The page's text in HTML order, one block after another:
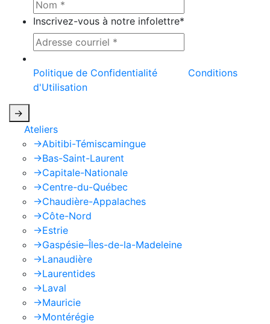
Inscrivez-vous à notre infolettre*
Politique de Confidentialité
Conditions
d'Utilisation
->
Ateliers
->Abitibi-Témiscamingue
->Bas-Saint-Laurent
->Capitale-Nationale
->Centre-du-Québec
->Chaudière-Appalaches
->Côte-Nord
->Estrie
->Gaspésie–Îles-de-la-Madeleine
->Lanaudière
->Laurentides
->Laval
->Mauricie
->Montérégie